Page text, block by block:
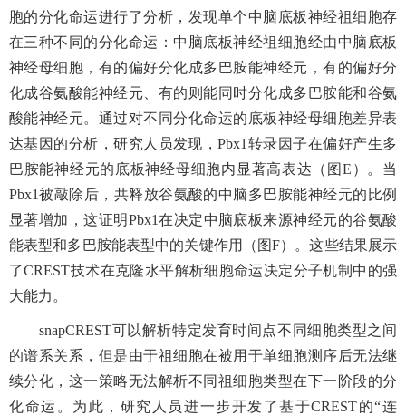
胞的分化命运进行了分析，发现单个中脑底板神经祖细胞存
在三种不同的分化命运：中脑底板神经祖细胞经由中脑底板
神经母细胞，有的偏好分化成多巴胺能神经元，有的偏好分
化成谷氨酸能神经元、有的则能同时分化成多巴胺能和谷氨
酸能神经元。通过对不同分化命运的底板神经母细胞差异表
达基因的分析，研究人员发现，Pbx1转录因子在偏好产生多
巴胺能神经元的底板神经母细胞内显著高表达（图E）。当
Pbx1被敲除后，共释放谷氨酸的中脑多巴胺能神经元的比例
显著增加，这证明Pbx1在决定中脑底板来源神经元的谷氨酸
能表型和多巴胺能表型中的关键作用（图F）。这些结果展示
了CREST技术在克隆水平解析细胞命运决定分子机制中的强
大能力。
snapCREST可以解析特定发育时间点不同细胞类型之间
的谱系关系，但是由于祖细胞在被用于单细胞测序后无法继
续分化，这一策略无法解析不同祖细胞类型在下一阶段的分
化命运。为此，研究人员进一步开发了基于CREST的“连